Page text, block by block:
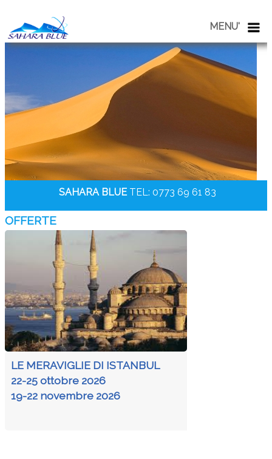
MENU'
SAHARA BLUE TEL: 0773 69 61 83
OFFERTE
LE MERAVIGLIE DI ISTANBUL
22-25 ottobre 2026
19-22 novembre 2026